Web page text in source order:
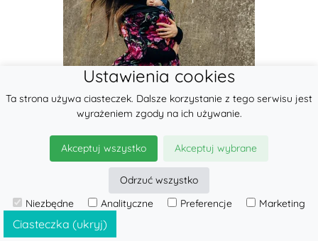
Ciasteczka (ukryj)
Ustawienia cookies
Ta strona używa ciasteczek. Dalsze korzystanie z tego serwisu jest
wyrażeniem zgody na ich używanie.
Akceptuj wszystko Akceptuj wybrane
Odrzuć wszystko
Niezbędne
Analityczne Preferencje Marketing